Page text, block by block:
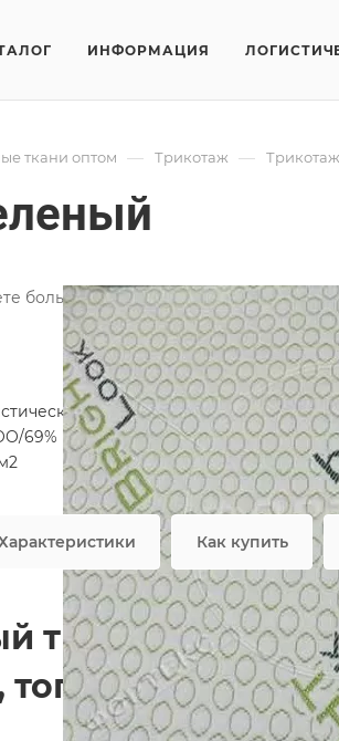
ИНФОРМАЦИЯ
ткани оптом — Трикотаж —
большой выбор трикотажных
узор
69% PES
Как купить
трикотаж
топперов и